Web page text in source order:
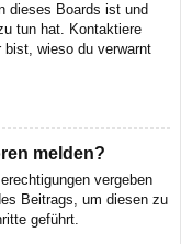
dieses Boards ist und
tun hat. Kontaktiere
wieso du verwarnt
melden?
vergeben
Beitrags, um diesen zu
geführt.